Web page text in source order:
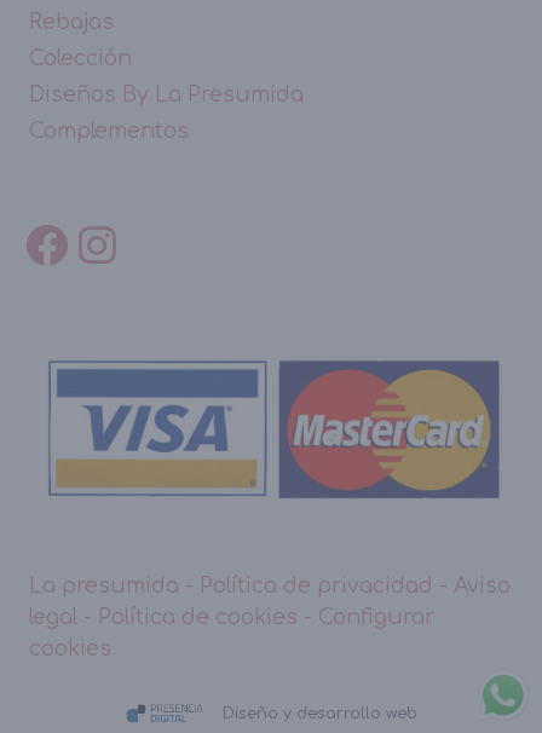
Rebajas
Colección
Diseños By La Presumida
Complementos
La presumida - Política de privacidad - Aviso
legal - Política de cookies - Configurar
cookies
Diseño y desarrollo web